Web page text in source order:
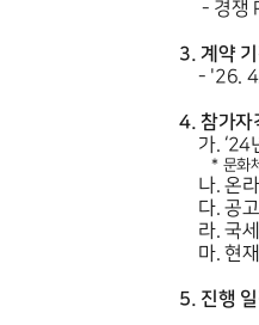
- 경쟁
3. 계약
- '26.
4. 참가자
가. ‘24
* 문화
나. 온
다. 공
라. 국
마. 현
5. 진행